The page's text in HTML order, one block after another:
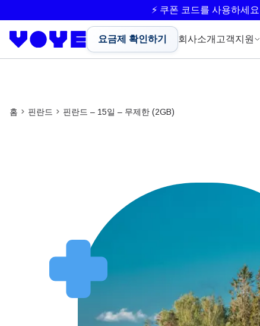
⚡ 쿠폰 코드를 사용하세요
요금제 확인하기 회사소개 고객지원
홈 핀란드 핀란드 – 15일 – 무제한 (2GB)